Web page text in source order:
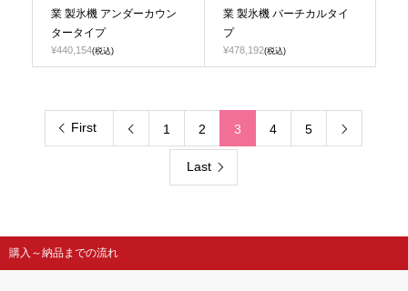
業 製氷機 アンダーカウン
タータイプ
¥440,154(税込)
業 製氷機 バーチカルタイ
プ
¥478,192(税込)
First  1 2 3 4 5 
Last
購入～納品までの流れ